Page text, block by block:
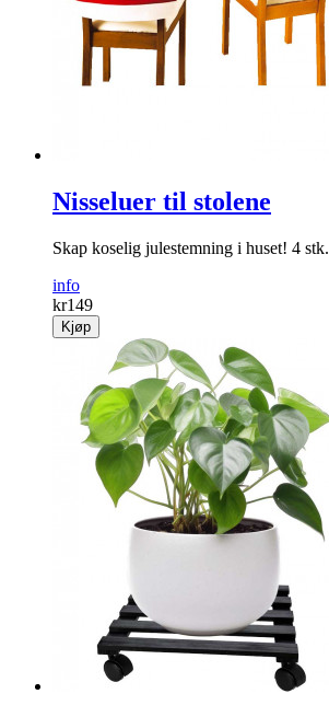
Nisseluer til stolene
Skap koselig julestemning i huset! 4 stk.
info
kr149
Kjøp